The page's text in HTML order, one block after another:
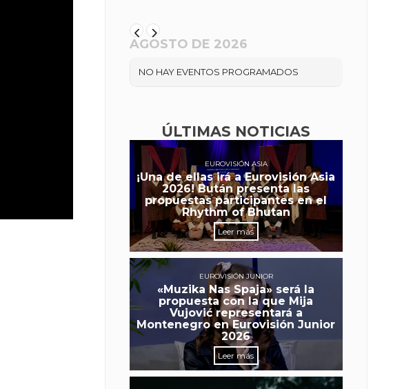
AGOSTO DE 2026
NO HAY EVENTOS PROGRAMADOS
ÚLTIMAS NOTICIAS
EUROVISIÓN ASIA
¡Una de ellas irá a Eurovisión Asia
2026! Bután presenta las
propuestas participantes en el
Rhythm of Bhutan
Leer más
EUROVISIÓN JUNIOR
«Muzika Nas Spaja» será la
propuesta con la que Mija
Vujović representará a
Montenegro en Eurovisión Junior
2026
Leer más